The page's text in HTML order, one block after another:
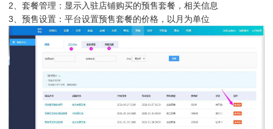
2、套餐管理：显示入驻店铺购买的预售套餐，相关信息
3、预售设置：平台设置预售套餐的价格，以月为单位